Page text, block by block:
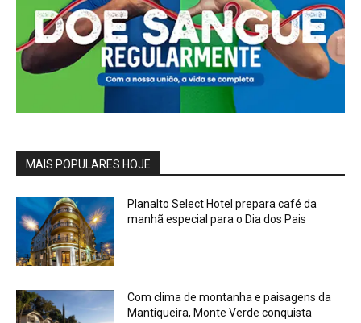
MAIS POPULARES HOJE
Planalto Select Hotel prepara café da
manhã especial para o Dia dos Pais
Com clima de montanha e paisagens da
Mantiqueira, Monte Verde conquista